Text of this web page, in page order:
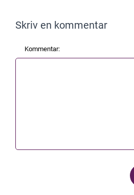
Skriv en kommentar
Kommentar: